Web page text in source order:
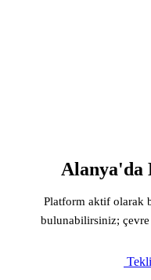
Alanya'da
Platform aktif olarak
bulunabilirsiniz;